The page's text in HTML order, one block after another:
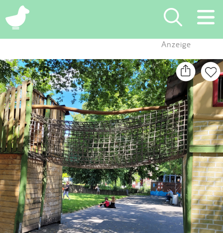
×
Suchen
Eintragen
App
Blog
Partner
Kontakt
Impressum
Anzeige